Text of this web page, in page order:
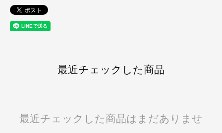
最近チェックした商品
最近チェックした商品はまだありませ